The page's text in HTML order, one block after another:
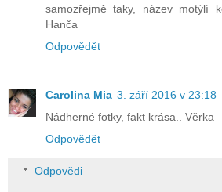
samozřejmě taky, název motýlí
Hanča
Odpovědět
Carolina Mia 3. září 2016 v 23:18
Nádherné fotky, fakt krása.. Věrka
Odpovědět
Odpovědi